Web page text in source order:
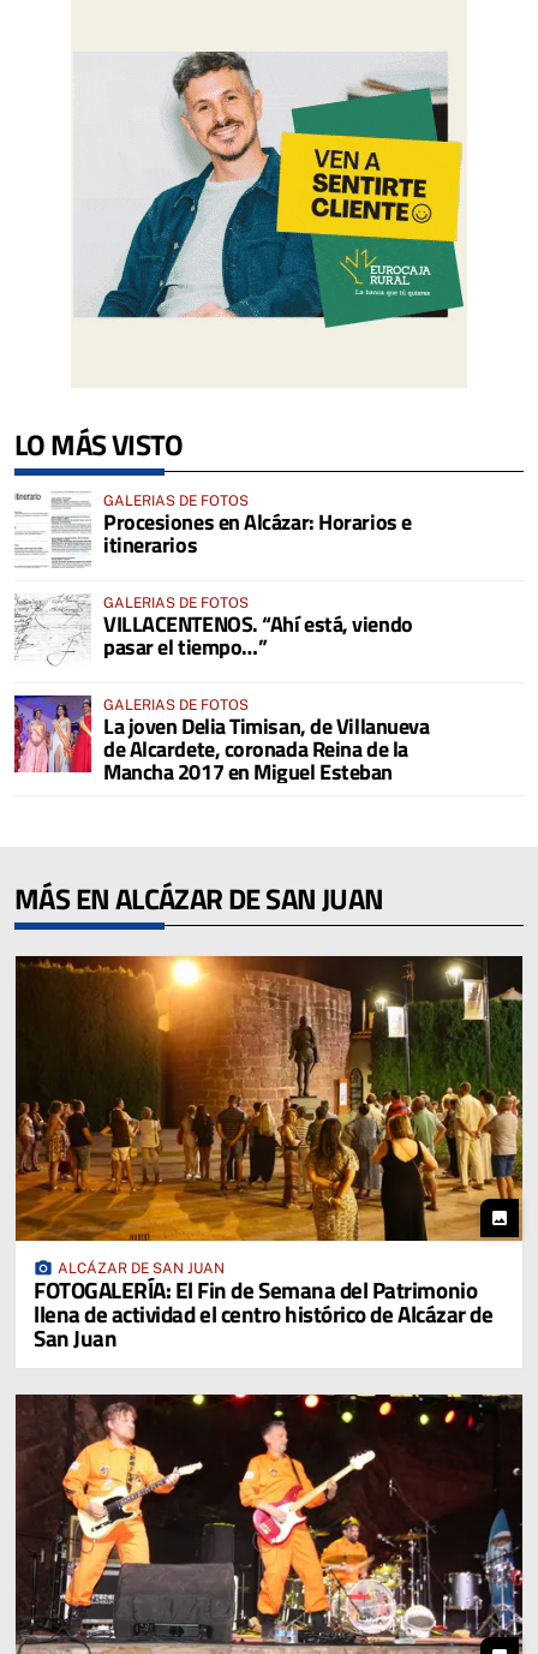
LO MÁS VISTO
GALERIAS DE FOTOS
Procesiones en Alcázar: Horarios e
itinerarios
GALERIAS DE FOTOS
VILLACENTENOS. “Ahí está, viendo
pasar el tiempo…”
GALERIAS DE FOTOS
La joven Delia Timisan, de Villanueva
de Alcardete, coronada Reina de la
Mancha 2017 en Miguel Esteban
MÁS EN ALCÁZAR DE SAN JUAN
photo
photo_camera ALCÁZAR DE SAN JUAN
FOTOGALERÍA: El Fin de Semana del Patrimonio
llena de actividad el centro histórico de Alcázar de
San Juan